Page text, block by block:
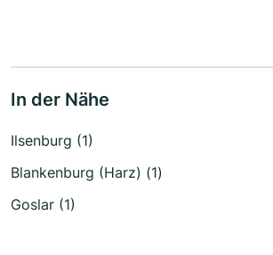
In der Nähe
Ilsenburg (1)
Blankenburg (Harz) (1)
Goslar (1)